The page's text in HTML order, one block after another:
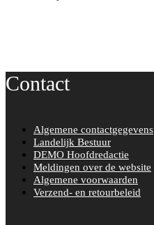
Contact
Algemene contactgegevens
Landelijk Bestuur
DEMO Hoofdredactie
Meldingen over de website
Algemene voorwaarden
Verzend- en retourbeleid